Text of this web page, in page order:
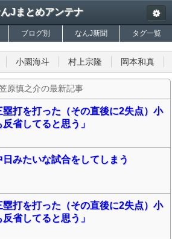
Jまとめアンテナ
ブログ別 なんJ新聞 タグ一覧
小園海斗 村上宗隆 岡本和真
原慎之介の最新記事
塁打を打った（その直後に2失点）小
省してると思う」
みたいな試合をしてしまう
塁打を打った（その直後に2失点）小
省してると思う」